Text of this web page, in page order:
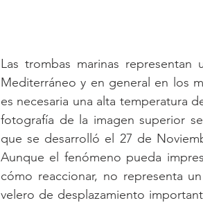
Las trombas marinas
Mediterráneo y en general en los
es necesaria una alta temperatura
fotografía de la imagen superior
que se desarrolló el 27 de
Aunque el fenómeno pueda
cómo reaccionar, no representa
velero de desplazamiento